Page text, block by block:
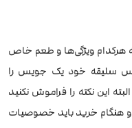
هرکدام ویژگی‌ها و طعم خاص
سلیقه خود یک جویس را
این نکته را فراموش نکنید
و هنگام خرید باید خصوصیات